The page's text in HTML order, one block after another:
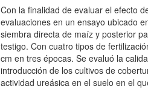
Con la finalidad de evaluar el efecto
evaluaciones en un ensayo ubicado
siembra directa de maíz y posterior
testigo. Con cuatro tipos de
cm en tres épocas. Se evaluó la
introducción de los cultivos de
actividad ureásica en el suelo en el